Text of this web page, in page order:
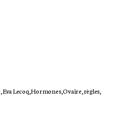
Eva Lecoq Hormones Ovaire règles